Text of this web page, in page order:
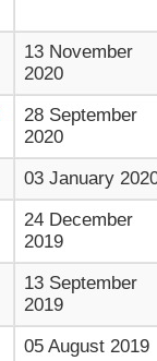
13 November
2020
28 September
2020
03 January
24 December
2019
13 September
2019
05 August 2019